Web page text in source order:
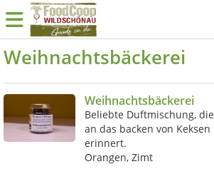
Weihnachtsbäckerei
Weihnachtsbäckerei
Beliebte Duftmischung, die
an das backen von Keksen
erinnert.
Orangen, Zimt